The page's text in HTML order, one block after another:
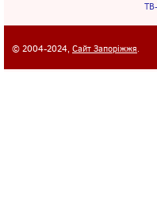
© 2004-2024, Сайт Запоріжжя.